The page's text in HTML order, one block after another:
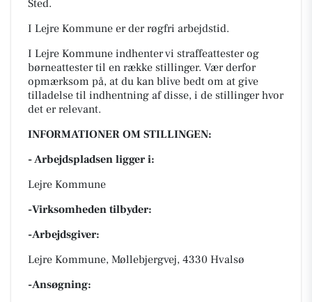
Sted.
I Lejre Kommune er der røgfri arbejdstid.
I Lejre Kommune indhenter vi straffeattester og
børneattester til en række stillinger. Vær derfor
opmærksom på, at du kan blive bedt om at give
tilladelse til indhentning af disse, i de stillinger hvor
det er relevant.
INFORMATIONER OM STILLINGEN:
- Arbejdspladsen ligger i:
Lejre Kommune
-Virksomheden tilbyder:
-Arbejdsgiver:
Lejre Kommune, Møllebjergvej, 4330 Hvalsø
-Ansøgning: